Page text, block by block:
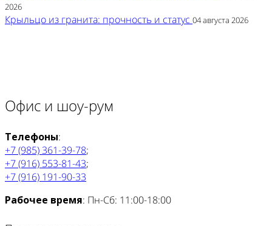
2026
Крыльцо из гранита: прочность и статус 04 августа 2026
Офис и шоу-рум
Телефоны:
+7 (985) 361-39-78;
+7 (916) 553-81-43;
+7 (916) 191-90-33
Рабочее время: Пн-Сб: 11:00-18:00